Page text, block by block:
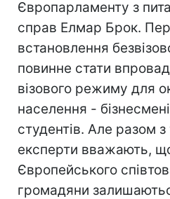
Європарламенту з
справ Елмар Брок.
встановлення
повинне стати
візового режиму для
населення -
студентів. Але разом з
експерти вважають,
Європейського
громадяни